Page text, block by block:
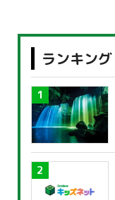
ランキング